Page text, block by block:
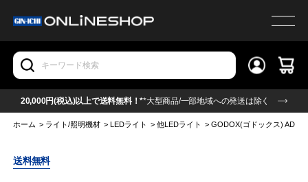
20,000円(税込)以上で送料無料！**大型商品/一部地域への発送は除く
ホーム > ライト/照明機材 >LEDライト >他LEDライト >GODOX(ゴドックス)
送料無料